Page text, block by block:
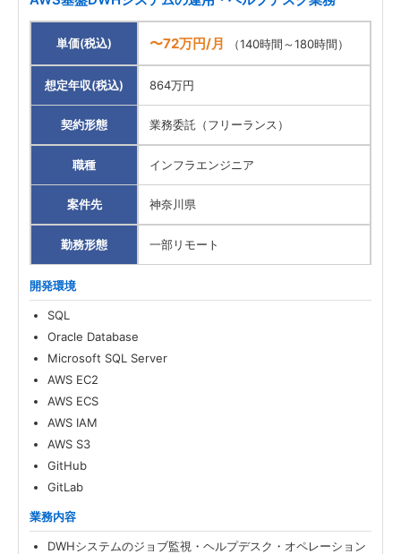
単価(税込) 〜72万円/月 （140時間～180時間）
想定年収(税込) 864万円
契約形態 業務委託（フリーランス）
職種 インフラエンジニア
案件先 神奈川県
勤務形態 一部リモート
開発環境
SQL
Oracle Database
Microsoft SQL Server
AWS EC2
AWS ECS
AWS IAM
AWS S3
GitHub
GitLab
業務内容
DWHシステムのジョブ監視・ヘルプデスク・オペレーション